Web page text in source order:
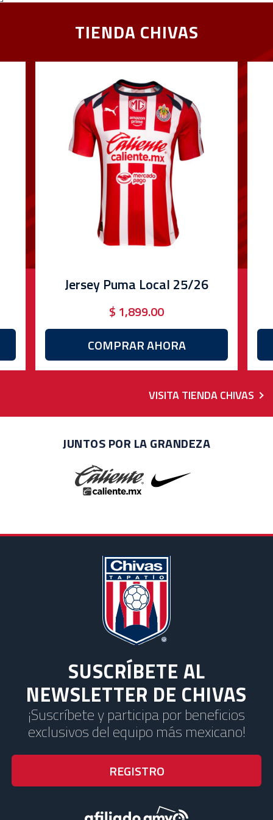
TIENDA CHIVAS
Jersey Puma Local 25/26
$ 1,899.00
COMPRAR AHORA
VISITA TIENDA CHIVAS
JUNTOS POR LA GRANDEZA
SUSCRÍBETE AL
NEWSLETTER DE CHIVAS
¡Suscríbete y participa por beneficios
exclusivos del equipo más mexicano!